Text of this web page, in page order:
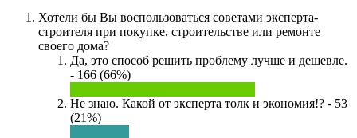
Хотели бы Вы воспользоваться советами эксперта-
строителя при покупке, строительстве или ремонте
своего дома?
Да, это способ решить проблему лучше и дешевле.
- 166 (66%)
Не знаю. Какой от эксперта толк и экономия!? - 53
(21%)